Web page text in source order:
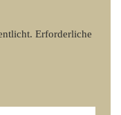
Erforderliche